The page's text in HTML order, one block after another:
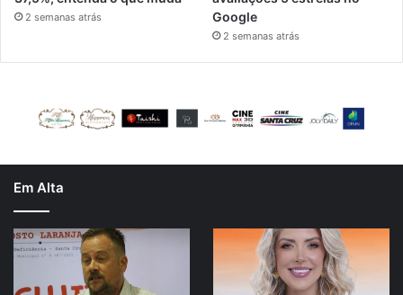
2 semanas atrás
Google
2 semanas atrás
Em Alta